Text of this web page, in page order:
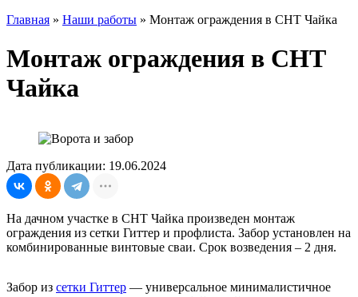
Главная » Наши работы » Монтаж ограждения в СНТ Чайка
Монтаж ограждения в СНТ
Чайка
Дата публикации: 19.06.2024
На дачном участке в СНТ Чайка произведен монтаж
ограждения из сетки Гиттер и профлиста. Забор установлен на
комбинированные винтовые сваи. Срок возведения – 2 дня.
Забор из сетки Гиттер — универсальное минималистичное